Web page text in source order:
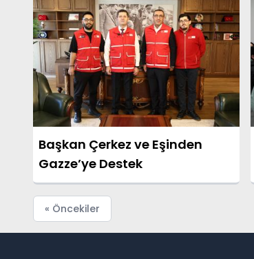
Başkan Çerkez ve Eşinden
Gazze’ye Destek
« Öncekiler